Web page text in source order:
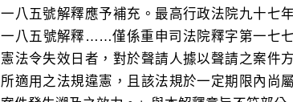
一八五號解釋應予補充。最高行政法院九十七
一八五號解釋……僅係重申司法院釋字第一七
憲法令失效日者，對於聲請人據以聲請之案件
所適用之法規違憲，且該法規於一定期限內尚